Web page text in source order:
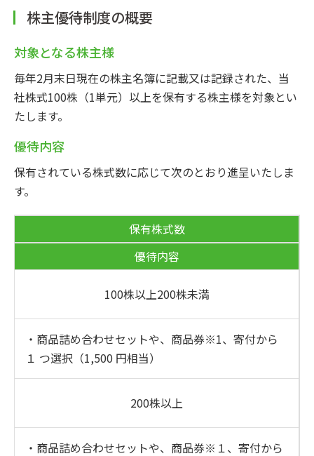
株主優待制度の概要
対象となる株主様
毎年2月末日現在の株主名簿に記載又は記録された、当
社株式100株（1単元）以上を保有する株主様を対象とい
たします。
優待内容
保有されている株式数に応じて次のとおり進呈いたしま
す。
保有株式数
優待内容
100株以上200株未満
・商品詰め合わせセットや、商品券※1、寄付から
１ つ選択（1,500 円相当）
200株以上
・商品詰め合わせセットや、商品券※１、寄付から